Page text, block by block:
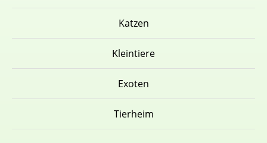
Katzen
Kleintiere
Exoten
Tierheim